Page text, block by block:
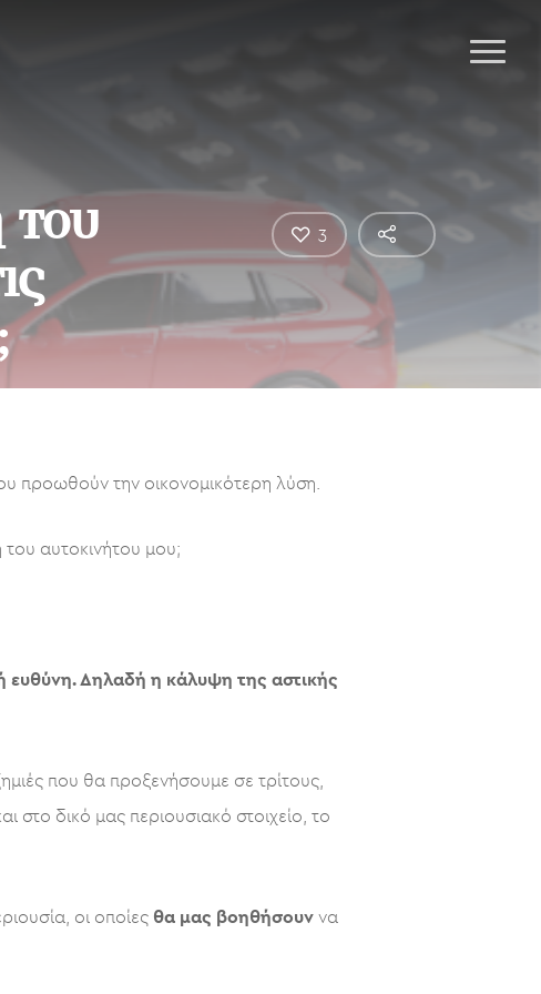
του
3
προωθούν την οικονομικότερη λύση.
αυτοκινήτου μου;
ευθύνη. Δηλαδή η κάλυψη της αστικής
που θα προξενήσουμε σε τρίτους,
δικό μας περιουσιακό στοιχείο, το
οι οποίες θα μας βοηθήσουν να